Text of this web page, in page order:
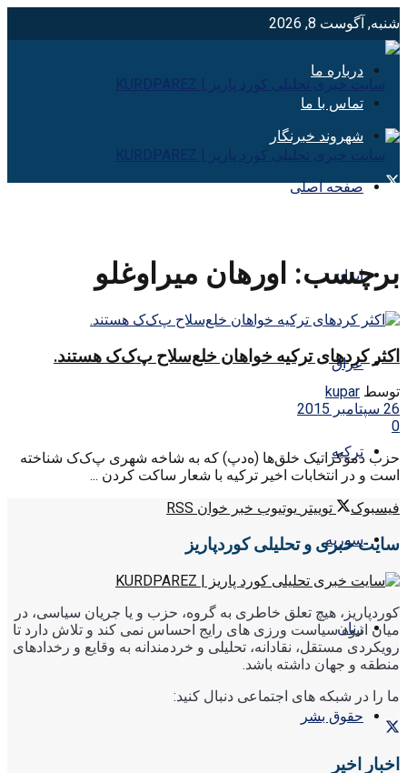
شنبه, آگوست 8, 2026
درباره ما
تماس با ما
شهروند خبرنگار
صفحه اصلی
ایران
عراق
ترکیه
سوریه
زنان
حقوق بشر
برچسب: اورهان میراوغلو
اکثر کردهای ترکیه خواهان خلع‌سلاح پ‌ک‌ک هستند.
توسط kupar
26 سپتامبر 2015
0
حزب دموکراتیک خلق‌ها (ه‌د‌پ) که به شاخه شهری پ‌ک‌ک شناخته
است و در انتخابات اخیر ترکیه با شعار ساکت کردن ...
فیسبوک
توییتر یوتیوب خبر خوان RSS
سایت خبری و تحلیلی کوردپاریز
کوردپاریز، هیچ تعلق خاطری به گروه، حزب و یا جریان سیاسی، در
میان انبوه سیاست ورزی های رایج احساس نمی کند و تلاش دارد تا
رویکردی مستقل، نقادانه، تحلیلی و خردمندانه به وقایع و رخدادهای
منطقه و جهان داشته باشد.
ما را در شبکه های اجتماعی دنبال کنید:
اخبار اخیر